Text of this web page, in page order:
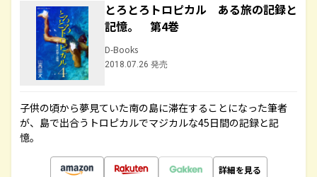
とろとろトロピカル ある旅の記録と
記憶。 第4巻
D-Books
2018.07.26 発売
子供の頃から夢見ていた南の島に滞在することになった筆者
が、島で出合うトロピカルでマジカルな45日間の記録と記
憶。
詳細を見る